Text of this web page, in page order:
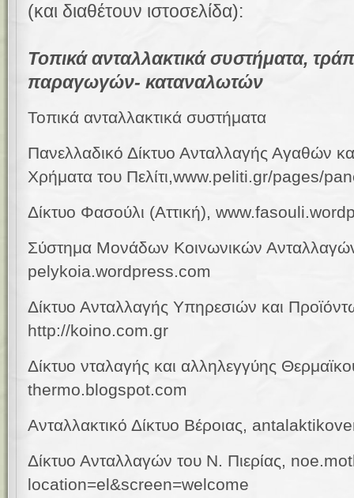
(και διαθέτουν ιστοσελίδα):
Τοπικά ανταλλακτικά συστήματα, τ
παραγωγών- καταναλωτών
Τοπικά ανταλλακτικά συστήματα
Πανελλαδικό Δίκτυο Ανταλλαγής Αγαθών
Χρήματα του Πελίτι,www.peliti.gr/pages/
Δίκτυο Φασούλι (Αττική), www.fasouli.
Σύστημα Μονάδων Κοινωνικών
pelykoia.wordpress.com
Δίκτυο Ανταλλαγής Υπηρεσιών και
http://koino.com.gr
Δίκτυο νταλαγής και αλληλεγγύης
thermo.blogspot.com
Ανταλλακτικό Δίκτυο Βέροιας,
Δίκτυο Ανταλλαγών του Ν. Πιερίας,
location=el&screen=welcome